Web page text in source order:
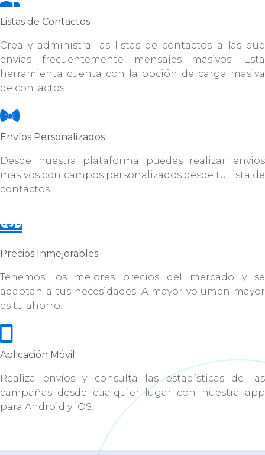
Listas de Contactos
Crea y administra las listas de contactos a las que
envías frecuentemente mensajes masivos. Esta
herramienta cuenta con la opción de carga masiva
de contactos.
Envíos Personalizados
Desde nuestra plataforma puedes realizar envios
masivos con campos personalizados desde tu lista de
contactos.
Precios Inmejorables
Tenemos los mejores precios del mercado y se
adaptan a tus necesidades. A mayor volumen mayor
es tu ahorro.
Aplicación Móvil
Realiza envíos y consulta las estadísticas de las
campañas desde cualquier lugar con nuestra app
para Android y iOS.